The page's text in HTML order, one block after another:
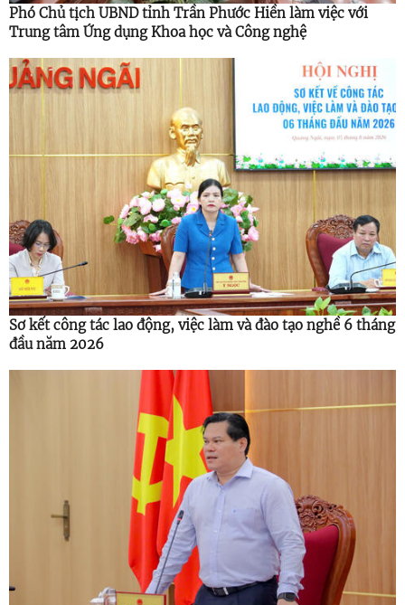
Phó Chủ tịch UBND tỉnh Trần Phước Hiền làm việc với
Trung tâm Ứng dụng Khoa học và Công nghệ
Sơ kết công tác lao động, việc làm và đào tạo nghề 6 tháng
đầu năm 2026